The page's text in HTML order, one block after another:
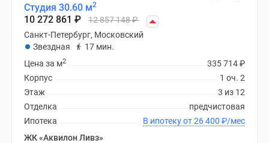
Студия 30.60 м2
10 272 861 ₽ 12 857 148₽
Санкт-Петербург, Московский
Звездная
17 мин.
335 714₽
Цена за м2
1 оч. 2
Корпус
3 из 12
Этаж
предчистовая
Отделка
В ипотеку от 26 400 ₽/мес
Ипотека
ЖК «Аквилон Ливз»